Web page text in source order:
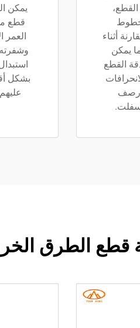
القطع،
أثناء
يمكن
القطع
رصف
يمكن
قطع
العمر
بشكل
قطع الطرق